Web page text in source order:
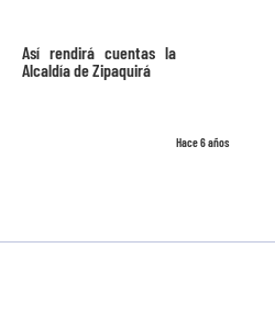
Hace 6 años
Así rendirá cuentas la
Alcaldía de Zipaquirá